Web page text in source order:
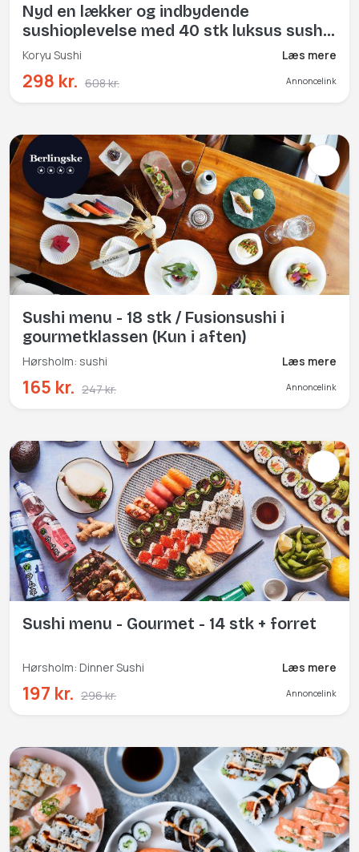
Nyd en lækker og indbydende
sushioplevelse med 40 stk luksus sushi
inkl. sprøde forretter
Koryu Sushi Læs mere
298 kr. 608 kr. Annoncelink
Sushi menu - 18 stk / Fusionsushi i
gourmetklassen (Kun i aften)
Hørsholm: sushi Læs mere
165 kr. 247 kr. Annoncelink
Sushi menu - Gourmet - 14 stk + forret
Hørsholm: Dinner Sushi Læs mere
197 kr. 296 kr. Annoncelink